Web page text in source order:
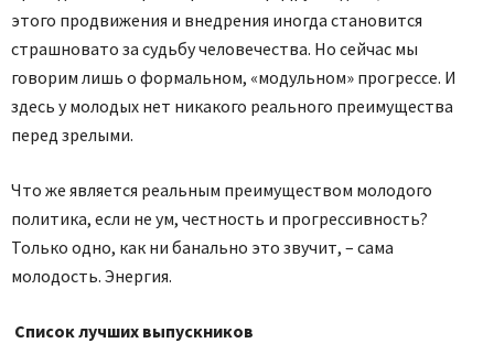
этого продвижения и внедрения иногда становится
страшновато за судьбу человечества. Но сейчас мы
говорим лишь о формальном, «модульном» прогрессе. И
здесь у молодых нет никакого реального преимущества
перед зрелыми.
Что же является реальным преимуществом молодого
политика, если не ум, честность и прогрессивность?
Только одно, как ни банально это звучит, – сама
молодость. Энергия.
Список лучших выпускников